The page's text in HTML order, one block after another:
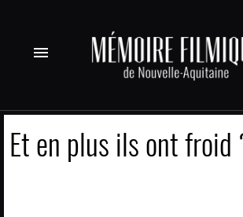
menu
Et en plus ils ont froid